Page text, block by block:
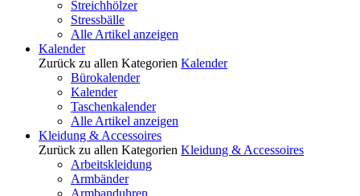
Streichhölzer
Stressbälle
Alle Artikel anzeigen
Kalender
Zurück zu allen Kategorien Kalender
Bürokalender
Kalender
Taschenkalender
Alle Artikel anzeigen
Kleidung & Accessoires
Zurück zu allen Kategorien Kleidung & Accessoires
Arbeitskleidung
Armbänder
Armbanduhren